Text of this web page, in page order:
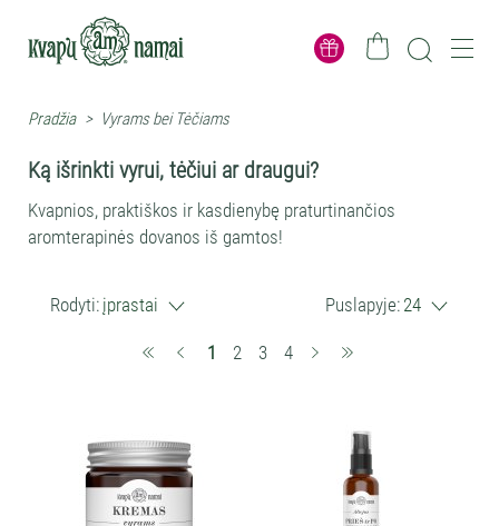
Pradžia > Vyrams bei Tėčiams
Ką išrinkti vyrui, tėčiui ar draugui?
Kvapnios, praktiškos ir kasdienybę praturtinančios
aromterapinės dovanos iš gamtos!
Rodyti: įprastai Puslapyje: 24
1
(current)
2 3 4